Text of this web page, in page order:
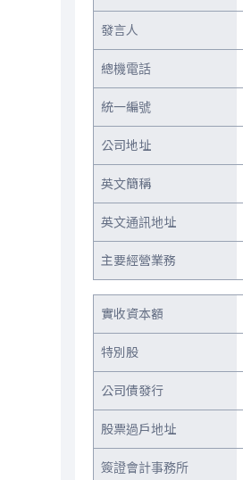
發言人
總機電話
統一編號
公司地址
英文簡稱
英文通訊地址
主要經營業務
實收資本額
特別股
公司債發行
股票過戶地址
簽證會計事務所